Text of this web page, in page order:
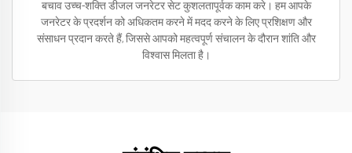
बचाव उच्च-शक्ति डीजल जनरेटर सेट कुशलतापूर्वक काम करे। हम आपके
जनरेटर के प्रदर्शन को अधिकतम करने में मदद करने के लिए प्रशिक्षण और
संसाधन प्रदान करते हैं, जिससे आपको महत्वपूर्ण संचालन के दौरान शांति और
विश्वास मिलता है।